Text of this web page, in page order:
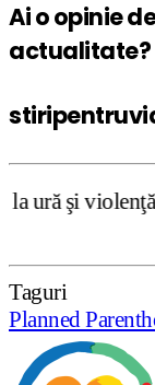
Ai o opinie
actualitate?
Dar, după
Taguri
Planned